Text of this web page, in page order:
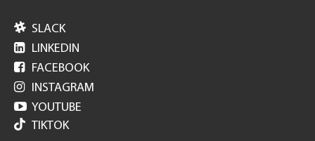
 SLACK
 LINKEDIN
 FACEBOOK
 INSTAGRAM
 YOUTUBE
TIKTOK